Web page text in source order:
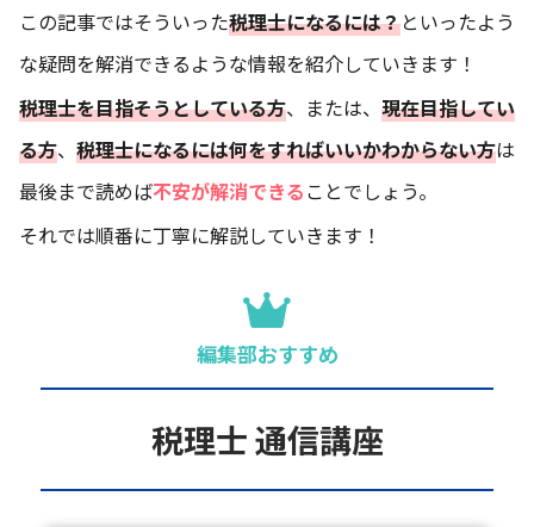
この記事ではそういった税理士になるには？といったよう
な疑問を解消できるような情報を紹介していきます！
税理士を目指そうとしている方、または、 現在目指してい
る方、 税理士になるには何をすればいいかわからない方は
最後まで読めば不安が解消できる ことでしょう。
それでは順番に丁寧に解説していきます！
編集部おすすめ
税理士 通信講座